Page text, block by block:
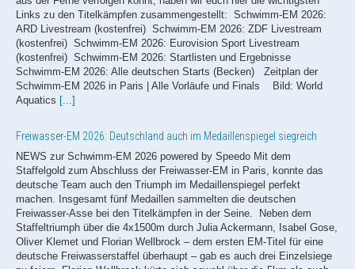
ARD Livestream (kostenfrei) Schwimm-EM 2026: ZDF Livestream
(kostenfrei) Schwimm-EM 2026: Eurovision Sport Livestream
(kostenfrei) Schwimm-EM 2026: Startlisten und Ergebnisse
Schwimm-EM 2026: Alle deutschen Starts (Becken) Zeitplan der
Schwimm-EM 2026 in Paris | Alle Vorläufe und Finals Bild: World
Aquatics[...]
NEWS zur Schwimm-EM 2026 powered by Speedo Mit dem
deutsche Team auch den Triumph im Medaillenspiegel perfekt
machen. Insgesamt fünf Medaillen sammelten die deutschen
Freiwasser-Asse bei den Titelkämpfen in der Seine. Neben dem
Staffeltriumph über die 4x1500m durch Julia Ackermann, Isabel Gose,
Oliver Klemet und Florian Wellbrock – dem ersten EM-Titel für eine
deutsche Freiwasserstaffel überhaupt – gab es auch drei Einzelsiege
zu feiern. Florian Wellbrock kürte sich sowohl über die 5km als auch
10km zum Europameister und somit erneut zum erfolgreichsten